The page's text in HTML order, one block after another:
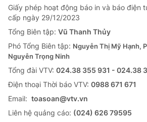
Giấy phép hoạt động báo in và báo điện
cấp ngày 29/12/2023
Tổng Biên tập: Vũ Thanh Thủy
Phó Tổng Biên tập: Nguyễn Thị Mỹ Hạnh,
Nguyễn Trọng Ninh
Tổng đài VTV: 024.38 355 931 - 024.38
Ðiện thoại Thời báo VTV: 0988 671 671
Email: toasoan@vtv.vn
Liên hệ quảng cáo: (024) 626 79595